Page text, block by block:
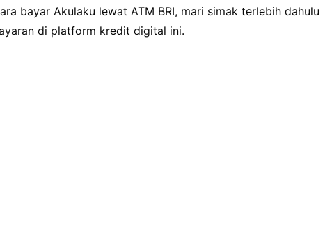
bayar Akulaku lewat ATM BRI, mari simak terlebih dahulu
di platform kredit digital ini.